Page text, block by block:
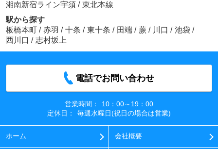
湘南新宿ライン宇須 / 東北本線
駅から探す
板橋本町 / 赤羽 / 十条 / 東十条 / 田端 / 蕨 / 川口 / 池袋 /
西川口 / 志村坂上
電話でお問い合わせ
営業時間：
10：00～19：00
定休日：
毎週水曜日(祝日の場合は営業)
ホーム 会社概要